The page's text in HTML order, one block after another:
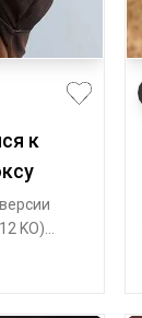
к
KO)